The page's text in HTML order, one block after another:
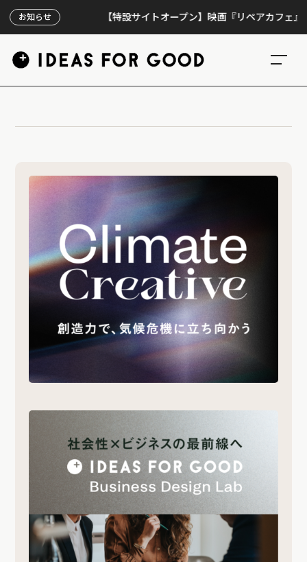
お知らせ 【特設サイトオープン】映画『リペアカフェ』、上